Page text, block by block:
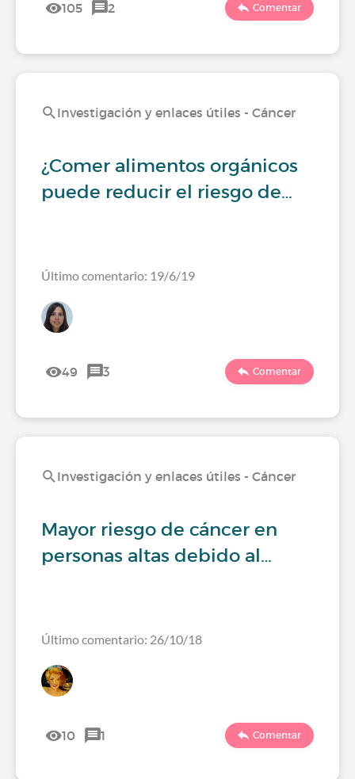
105 2 Comentar
Investigación y enlaces útiles - Cáncer
¿Comer alimentos orgánicos
puede reducir el riesgo de…
Último comentario: 19/6/19
49 3 Comentar
Investigación y enlaces útiles - Cáncer
Mayor riesgo de cáncer en
personas altas debido al…
Último comentario: 26/10/18
10 1 Comentar